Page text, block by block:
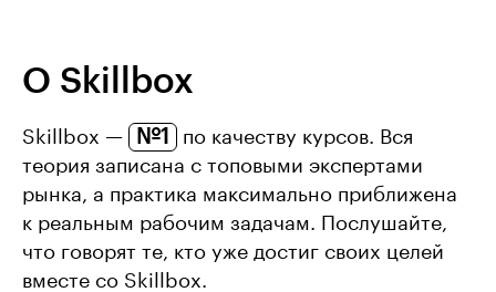
О Skillbox
Skillbox — №1
по качеству курсов. Вся
теория записана с топовыми экспертами
рынка, а практика максимально приближена
к реальным рабочим задачам. Послушайте,
что говорят те, кто уже достиг своих целей
вместе со Skillbox.